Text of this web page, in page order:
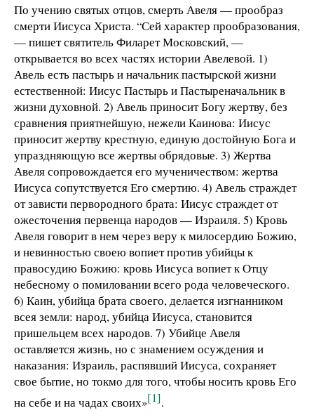
По учению святых отцов, смерть Авеля — прообраз
смерти Иисуса Христа. “Сей характер прообразования,
— пишет святитель Филарет Московский, —
открывается во всех частях истории Авелевой. 1)
Авель есть пастырь и начальник пастырской жизни
естественной: Иисус Пастырь и Пастыреначальник в
жизни духовной. 2) Авель приносит Богу жертву, без
сравнения приятнейшую, нежели Каинова: Иисус
приносит жертву крестную, единую достойную Бога и
упраздняющую все жертвы обрядовые. 3) Жертва
Авеля сопровождается его мученичеством: жертва
Иисуса сопутствуется Его смертию. 4) Авель страждет
от зависти первородного брата: Иисус страждет от
ожесточения первенца народов — Израиля. 5) Кровь
Авеля говорит в нем через веру к милосердию Божию,
и невинностью своею вопиет против убийцы к
правосудию Божию: кровь Иисуса вопиет к Отцу
небесному о помиловании всего рода человеческого.
6) Каин, убийца брата своего, делается изгнанником
всея земли: народ, убийца Иисуса, становится
пришельцем всех народов. 7) Убийце Авеля
оставляется жизнь, но с знамением осуждения и
наказания: Израиль, распявший Иисуса, сохраняет
свое бытие, но токмо для того, чтобы носить кровь Его
на себе и на чадах своих»[1].